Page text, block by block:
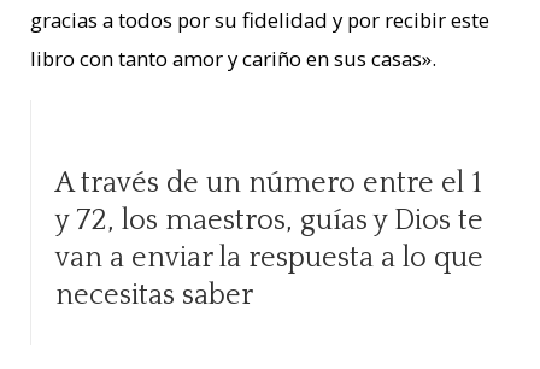
gracias a todos por su fidelidad y por recibir este
libro con tanto amor y cariño en sus casas».
A través de un número entre el 1
y 72, los maestros, guías y Dios te
van a enviar la respuesta a lo que
necesitas saber